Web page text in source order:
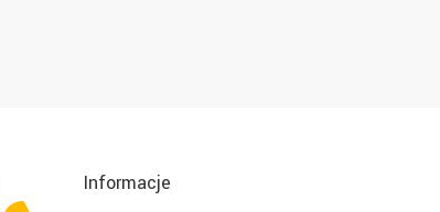
Informacje